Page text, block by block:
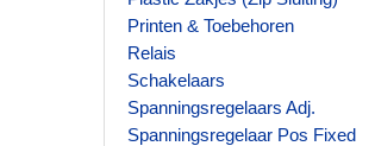
Printen & Toebehoren
Relais
Schakelaars
Spanningsregelaars Adj.
Spanningsregelaar Pos Fixed